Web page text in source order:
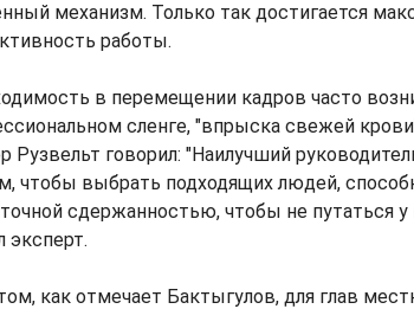
механизм. Только так достигается
работы.
в перемещении кадров часто
сленге, "впрыска свежей
Рузвельт говорил: "Наилучший
чтобы выбрать подходящих людей,
сдержанностью, чтобы не путаться
эксперт.
как отмечает Бактыгулов, для глав